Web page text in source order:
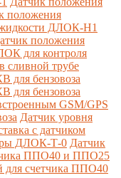
положения
ДЛОК-Н1
положения
для контроля
сливной трубе
для бензовоза
для бензовоза
GSM/GPS
Датчик уровня
с датчиком
ДЛОК-Т-0 Датчик
ППО40 и ППО25
для счетчика ППО40